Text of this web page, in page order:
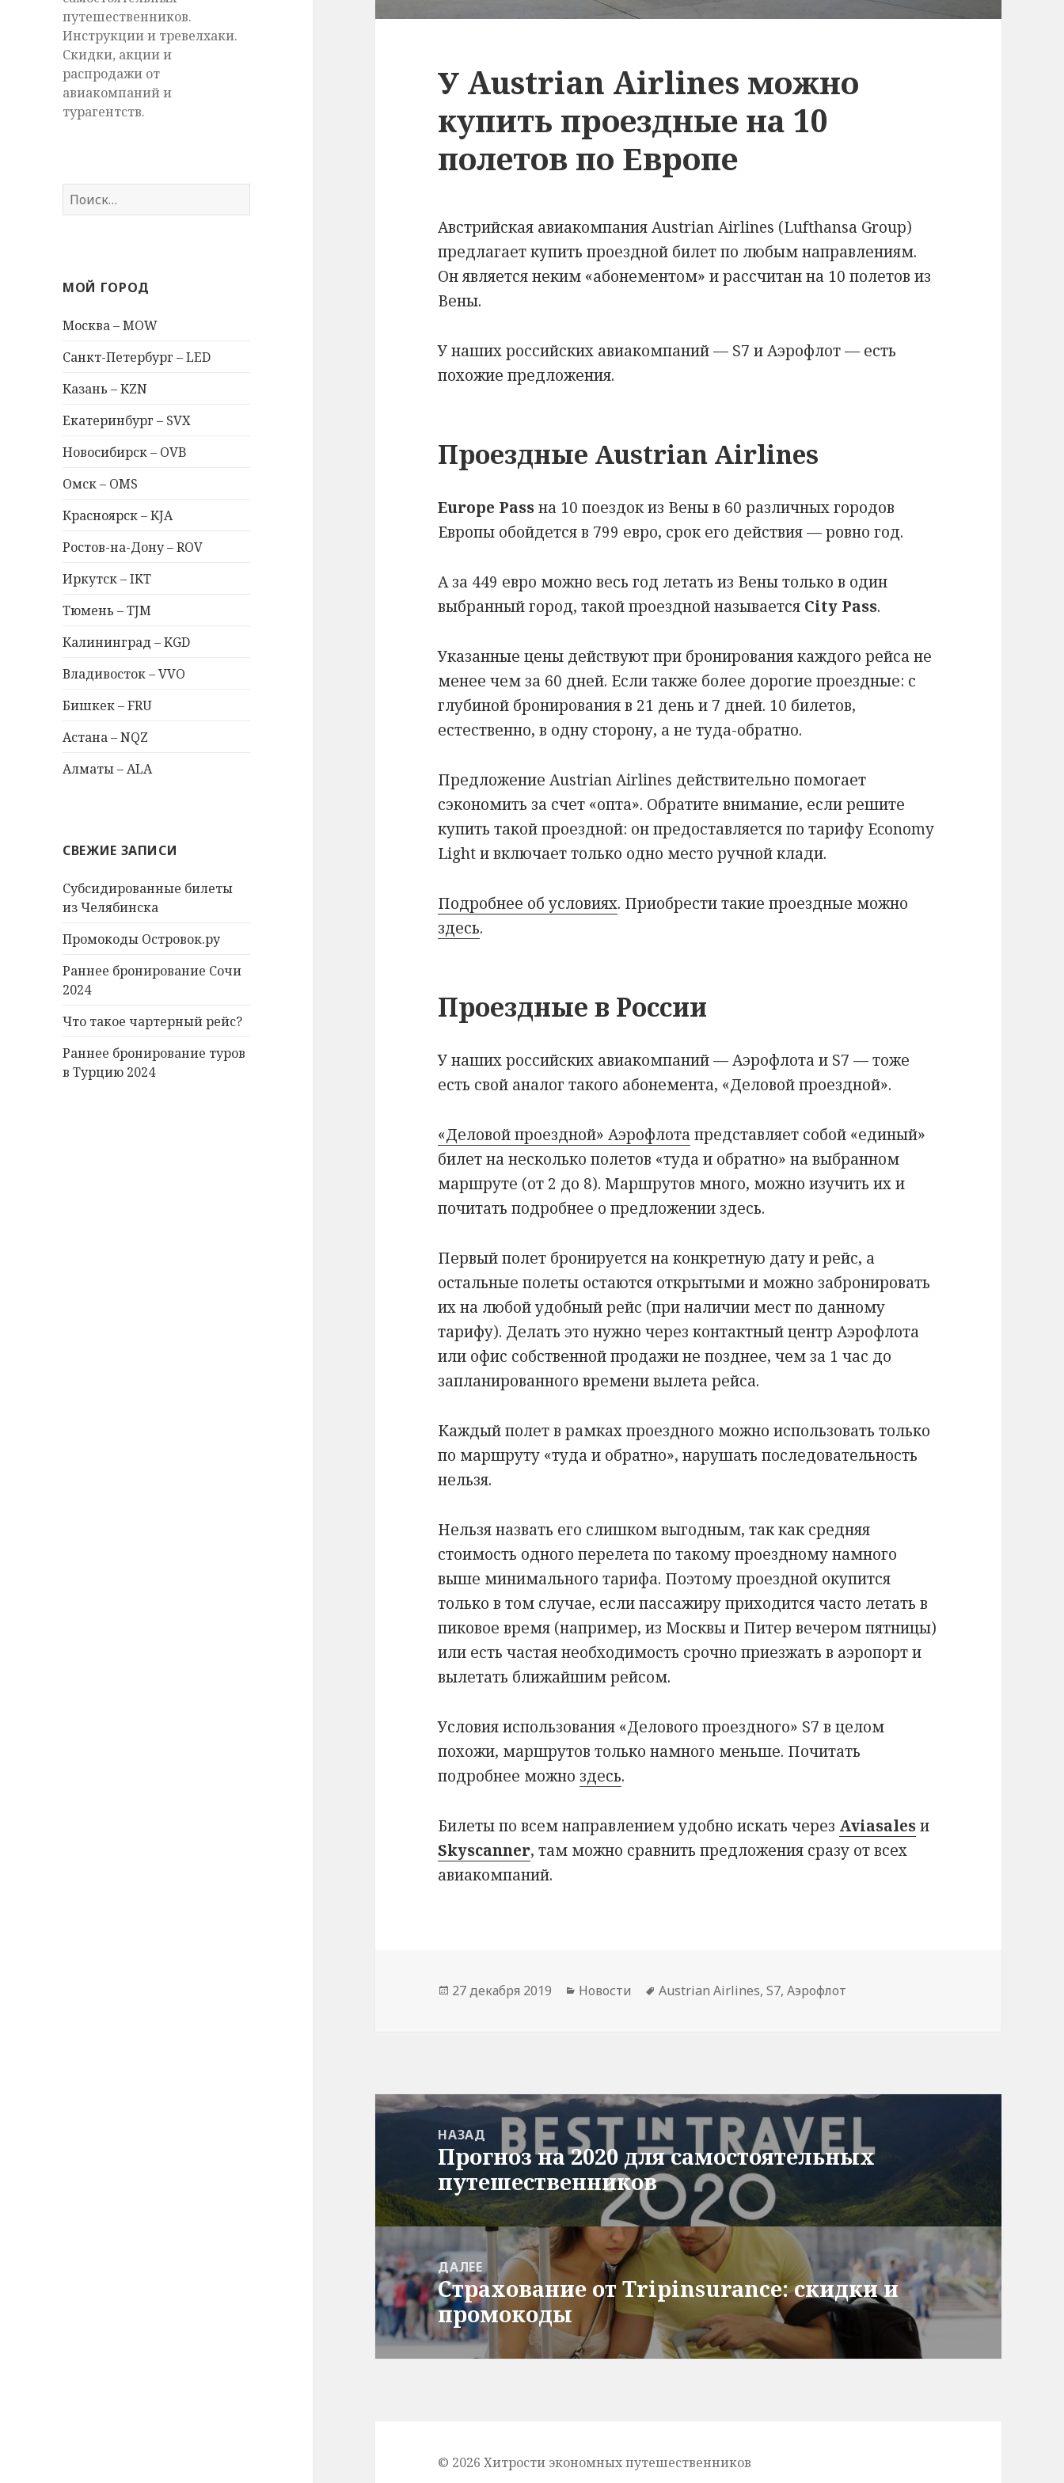
путешественников.
Инструкции и тревелхаки.
Скидки, акции и
распродажи от
авиакомпаний и
турагентств.
Найти:
МОЙ ГОРОД
Москва – MOW
Санкт-Петербург – LED
Казань – KZN
Екатеринбург – SVX
Новосибирск – OVB
Омск – OMS
Красноярск – KJA
Ростов-на-Дону – ROV
Иркутск – IKT
Тюмень – TJM
Калининград – KGD
Владивосток – VVO
Бишкек – FRU
Астана – NQZ
Алматы – ALA
СВЕЖИЕ ЗАПИСИ
Субсидированные билеты
из Челябинска
Промокоды Островок.ру
Раннее бронирование Сочи
2024
Что такое чартерный рейс?
Раннее бронирование туров
в Турцию 2024
У Austrian Airlines можно
купить проездные на 10
полетов по Европе
Австрийская авиакомпания Austrian Airlines (Lufthansa Group)
предлагает купить проездной билет по любым направлениям.
Он является неким «абонементом» и рассчитан на 10 полетов из
Вены.
У наших российских авиакомпаний — S7 и Аэрофлот — есть
похожие предложения.
Проездные Austrian Airlines
Europe Passна 10 поездок из Вены в 60 различных городов
Европы обойдется в 799 евро, срок его действия — ровно год.
А за 449 евро можно весь год летать из Вены только в один
выбранный город, такой проездной называется City Pass.
Указанные цены действуют при бронирования каждого рейса не
менее чем за 60 дней. Если также более дорогие проездные: с
глубиной бронирования в 21 день и 7 дней. 10 билетов,
естественно, в одну сторону, а не туда-обратно.
Предложение Austrian Airlines действительно помогает
сэкономить за счет «опта». Обратите внимание, если решите
купить такой проездной: он предоставляется по тарифу Economy
Light и включает только одно место ручной клади.
Подробнее об условиях. Приобрести такие проездные можно
здесь.
Проездные в России
У наших российских авиакомпаний — Аэрофлота и S7 — тоже
есть свой аналог такого абонемента, «Деловой проездной».
«Деловой проездной» Аэрофлотапредставляет собой «единый»
билет на несколько полетов «туда и обратно» на выбранном
маршруте (от 2 до 8). Маршрутов много, можно изучить их и
почитать подробнее о предложении здесь.
Первый полет бронируется на конкретную дату и рейс, а
остальные полеты остаются открытыми и можно забронировать
их на любой удобный рейс (при наличии мест по данному
тарифу). Делать это нужно через контактный центр Аэрофлота
или офис собственной продажи не позднее, чем за 1 час до
запланированного времени вылета рейса.
Каждый полет в рамках проездного можно использовать только
по маршруту «туда и обратно», нарушать последовательность
нельзя.
Нельзя назвать его слишком выгодным, так как средняя
стоимость одного перелета по такому проездному намного
выше минимального тарифа. Поэтому проездной окупится
только в том случае, если пассажиру приходится часто летать в
пиковое время (например, из Москвы и Питер вечером пятницы)
или есть частая необходимость срочно приезжать в аэропорт и
вылетать ближайшим рейсом.
Условия использования «Делового проездного» S7 в целом
похожи, маршрутов только намного меньше. Почитать
подробнее можно здесь.
Билеты по всем направлением удобно искать через Aviasalesи
Skyscanner, там можно сравнить предложения сразу от всех
авиакомпаний.
Опубликовано
27 декабря 2019 Рубрики
Новости Метки
Austrian Airlines,S7,Аэрофлот
Навигация
записям
НАЗАД
Предыдущая
запись:
Прогноз на 2020 для самостоятельных
путешественников
ДАЛЕЕ
Следующая
запись:
Страхование от Tripinsurance: скидки и
промокоды
© 2026 Хитрости экономных путешественников